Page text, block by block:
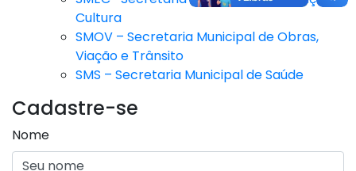
Cultura
SMOV – Secretaria Municipal de Obras,
Viação e Trânsito
SMS – Secretaria Municipal de Saúde
Cadastre-se
Nome